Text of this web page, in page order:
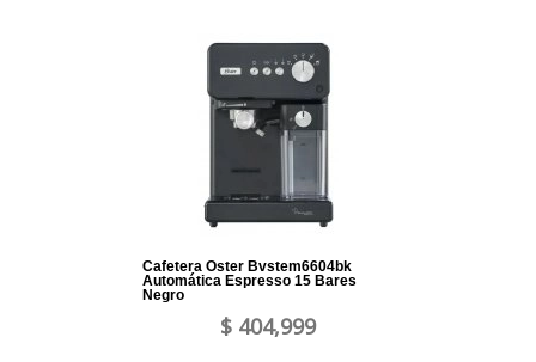
Cafetera Oster Bvstem6604bk
Automática Espresso 15 Bares
Negro
$ 404,999